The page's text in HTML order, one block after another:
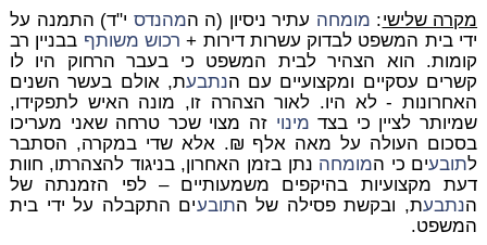
מקרה שלישי: מומחה עתיר ניסיון (ה המהנדס י"ד) התמנה על
ידי בית המשפט לבדוק עשרות דירות + רכוש משותף בבניין רב
קומות. הוא הצהיר לבית המשפט כי בעבר הרחוק היו לו
קשרים עסקיים ומקצועיים עם הנתבעת, אולם בעשר השנים
האחרונות - לא היו. לאור הצהרה זו, מונה האיש לתפקידו,
שמיותר לציין כי בצד מינוי זה מצוי שכר טרחה שאני מעריכו
בסכום העולה על מאה אלף ₪. אלא שדי במקרה, הסתבר
לתובעים כי המומחה נתן בזמן האחרון, בניגוד להצהרתו, חוות
דעת מקצועיות בהיקפים משמעותיים – לפי הזמנתה של
הנתבעת, ובקשת פסילה של התובעים התקבלה על ידי בית
המשפט.